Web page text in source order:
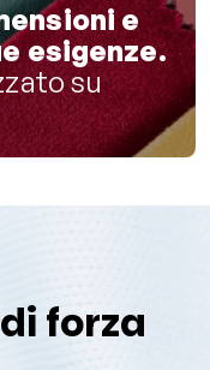
e
esigenze.
su
forza